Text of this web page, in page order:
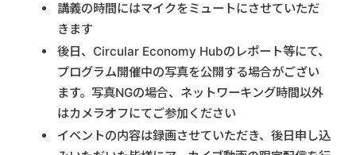
講義の時間にはマイクをミュートにさせていただ
きます
後日、Circular Economy Hubのレポート等にて、
プログラム開催中の写真を公開する場合がござい
ます。写真NGの場合、ネットワーキング時間以外
はカメラオフにてご参加ください
イベントの内容は録画させていただき、後日申し込